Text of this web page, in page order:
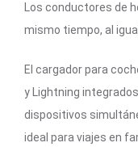
Los conductores de
mismo tiempo, al
El cargador para
y Lightning
dispositivos
ideal para viajes en